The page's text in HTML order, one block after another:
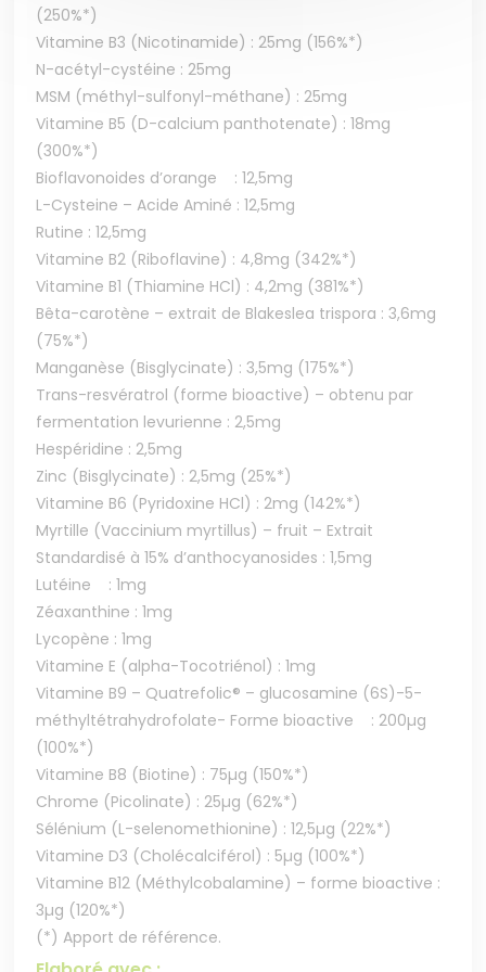
(250%*)
Vitamine B3 (Nicotinamide) : 25mg (156%*)
N-acétyl-cystéine : 25mg
MSM (méthyl-sulfonyl-méthane) : 25mg
Vitamine B5 (D-calcium panthotenate) : 18mg
(300%*)
Bioflavonoides d’orange : 12,5mg
L-Cysteine – Acide Aminé : 12,5mg
Rutine : 12,5mg
Vitamine B2 (Riboflavine) : 4,8mg (342%*)
Vitamine B1 (Thiamine HCl) : 4,2mg (381%*)
Bêta-carotène – extrait de Blakeslea trispora : 3,6mg
(75%*)
Manganèse (Bisglycinate) : 3,5mg (175%*)
Trans-resvératrol (forme bioactive) – obtenu par
fermentation levurienne : 2,5mg
Hespéridine : 2,5mg
Zinc (Bisglycinate) : 2,5mg (25%*)
Vitamine B6 (Pyridoxine HCl) : 2mg (142%*)
Myrtille (Vaccinium myrtillus) – fruit – Extrait
Standardisé à 15% d’anthocyanosides : 1,5mg
Lutéine : 1mg
Zéaxanthine : 1mg
Lycopène : 1mg
Vitamine E (alpha-Tocotriénol) : 1mg
Vitamine B9 – Quatrefolic® – glucosamine (6S)-5-
méthyltétrahydrofolate- Forme bioactive : 200µg
(100%*)
Vitamine B8 (Biotine) : 75µg (150%*)
Chrome (Picolinate) : 25µg (62%*)
Sélénium (L-selenomethionine) : 12,5µg (22%*)
Vitamine D3 (Cholécalciférol) : 5µg (100%*)
Vitamine B12 (Méthylcobalamine) – forme bioactive :
3µg (120%*)
(*) Apport de référence.